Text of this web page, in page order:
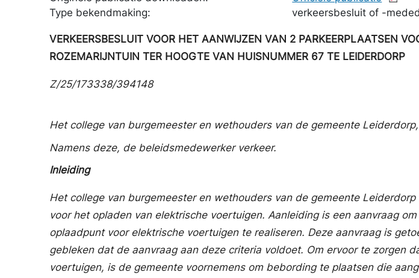
Type bekendmaking:
verkeersbesluit of -
VERKEERSBESLUIT VOOR HET AANWIJZEN VAN 2 PARKEERPLAATSEN
ROZEMARIJNTUIN TER HOOGTE VAN HUISNUMMER 67 TE LEIDERDORP
Z/25/173338/394148
Het college van burgemeester en wethouders van de gemeente Leiderdorp,
Namens deze, de beleidsmedewerker verkeer.
Inleiding
Het college van burgemeester en wethouders van de gemeente
voor het opladen van elektrische voertuigen. Aanleiding is een aanvraag
oplaadpunt voor elektrische voertuigen te realiseren. Deze aanvraag is
gebleken dat de aanvraag aan deze criteria voldoet. Om ervoor te zorgen
voertuigen, is de gemeente voornemens om bebording te plaatsen die